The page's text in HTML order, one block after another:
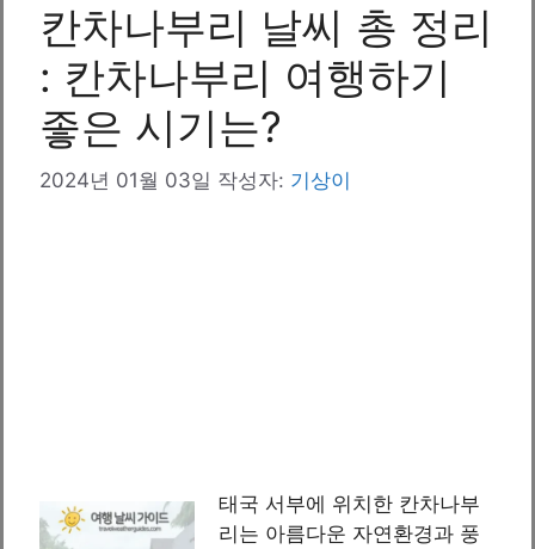
칸차나부리 날씨 총 정리
: 칸차나부리 여행하기
좋은 시기는?
2024년 01월 03일 작성자: 기상이
태국 서부에 위치한 칸차나부
리는 아름다운 자연환경과 풍